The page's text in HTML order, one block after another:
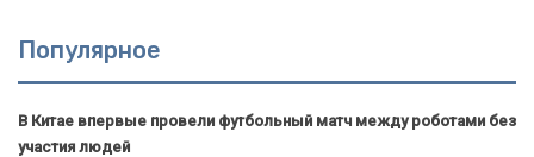
Популярное
В Китае впервые провели футбольный матч между роботами без
участия людей